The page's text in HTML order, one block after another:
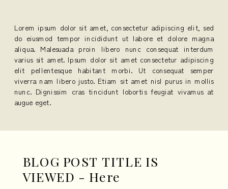
Lorem ipsum dolor sit amet, consectetur adipiscing elit, sed
do eiusmod tempor incididunt ut labore et dolore magna
aliqua. Malesuada proin libero nunc consequat interdum
varius sit amet. Ipsum dolor sit amet consectetur adipiscing
elit pellentesque habitant morbi. Ut consequat semper
viverra nam libero justo. Etiam sit amet nisl purus in mollis
nunc. Dignissim cras tincidunt lobortis feugiat vivamus at
augue eget.
BLOG POST TITLE IS
VIEWED - Here